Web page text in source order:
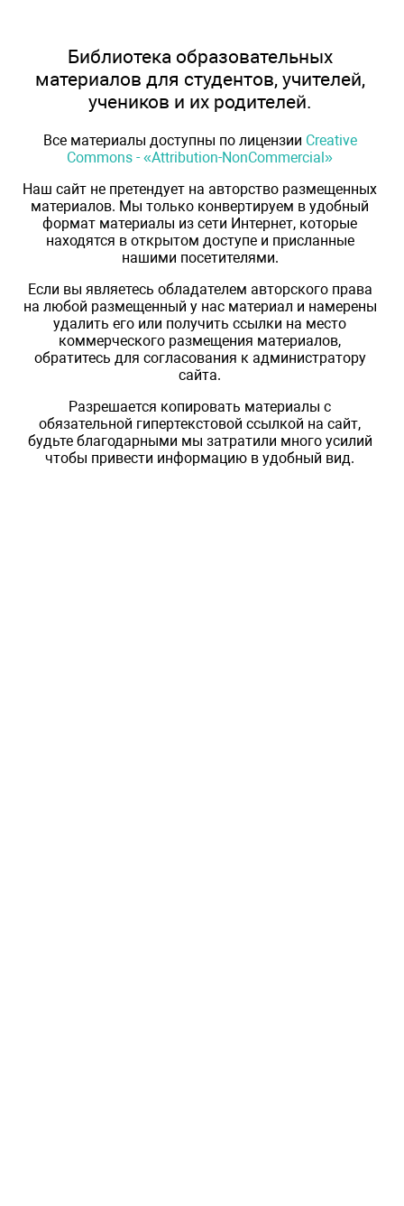
Библиотека образовательных
материалов для студентов, учителей,
учеников и их родителей.
Все материалы доступны по лицензии Creative
Commons - «Attribution-NonCommercial»
Наш сайт не претендует на авторство размещенных
материалов. Мы только конвертируем в удобный
формат материалы из сети Интернет, которые
находятся в открытом доступе и присланные
нашими посетителями.
Если вы являетесь обладателем авторского права
на любой размещенный у нас материал и намерены
удалить его или получить ссылки на место
коммерческого размещения материалов,
обратитесь для согласования к администратору
сайта.
Разрешается копировать материалы с
обязательной гипертекстовой ссылкой на сайт,
будьте благодарными мы затратили много усилий
чтобы привести информацию в удобный вид.